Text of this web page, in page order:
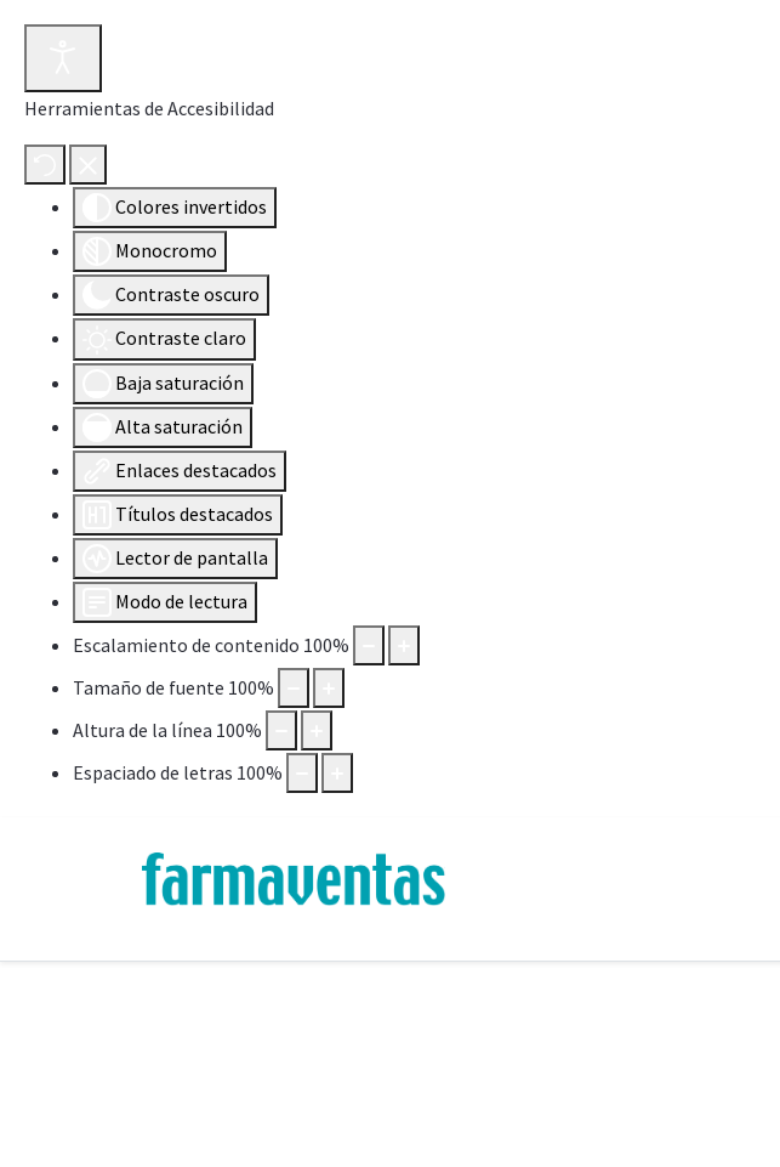
Herramientas de Accesibilidad
Colores invertidos
Monocromo
Contraste oscuro
Contraste claro
Baja saturación
Alta saturación
Enlaces destacados
Títulos destacados
Lector de pantalla
Modo de lectura
Escalamiento de contenido 100%
Tamaño de fuente 100%
Altura de la línea 100%
Espaciado de letras 100%